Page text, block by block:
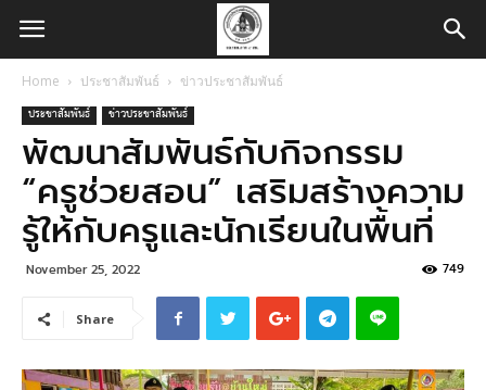
Home ประชาสัมพันธ์ ข่าวประชาสัมพันธ์
ประชาสัมพันธ์ ข่าวประชาสัมพันธ์
พัฒนาสัมพันธ์กับกิจกรรม
“ครูช่วยสอน” เสริมสร้างความ
รู้ให้กับครูและนักเรียนในพื้นที่
November 25, 2022 749
Share